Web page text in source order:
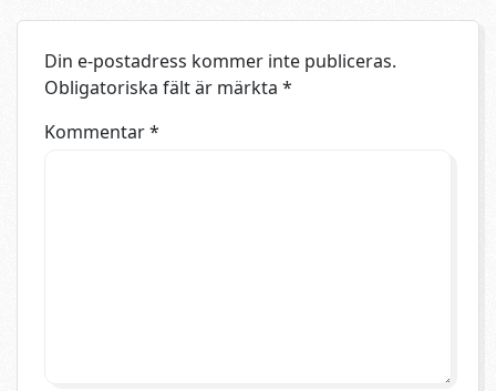
Din e-postadress kommer inte publiceras.
Obligatoriska fält är märkta *
Kommentar*